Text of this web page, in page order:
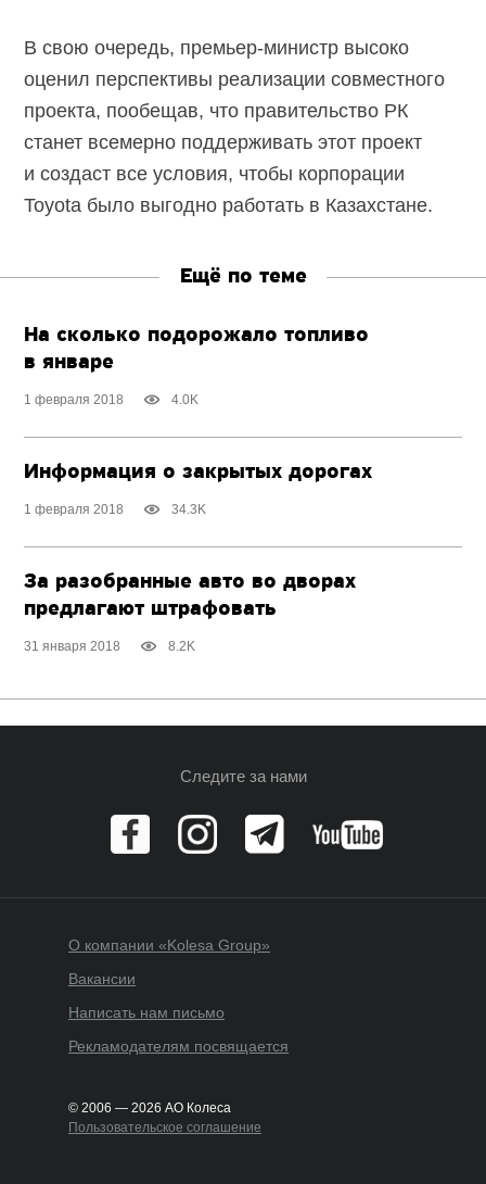
В свою очередь, премьер-министр высоко
оценил перспективы реализации совместного
проекта, пообещав, что правительство РК
станет всемерно поддерживать этот проект
и создаст все условия, чтобы корпорации
Toyota было выгодно работать в Казахстане.
Ещё по теме
На сколько подорожало топливо
в январе
1 февраля 2018 4.0K
Информация о закрытых дорогах
1 февраля 2018 34.3K
За разобранные авто во дворах
предлагают штрафовать
31 января 2018 8.2K
Следите за нами
О компании «Kolesa Group»
Вакансии
Написать нам письмо
Рекламодателям посвящается
© 2006 — 2026 АО Колеса
Пользовательское соглашение